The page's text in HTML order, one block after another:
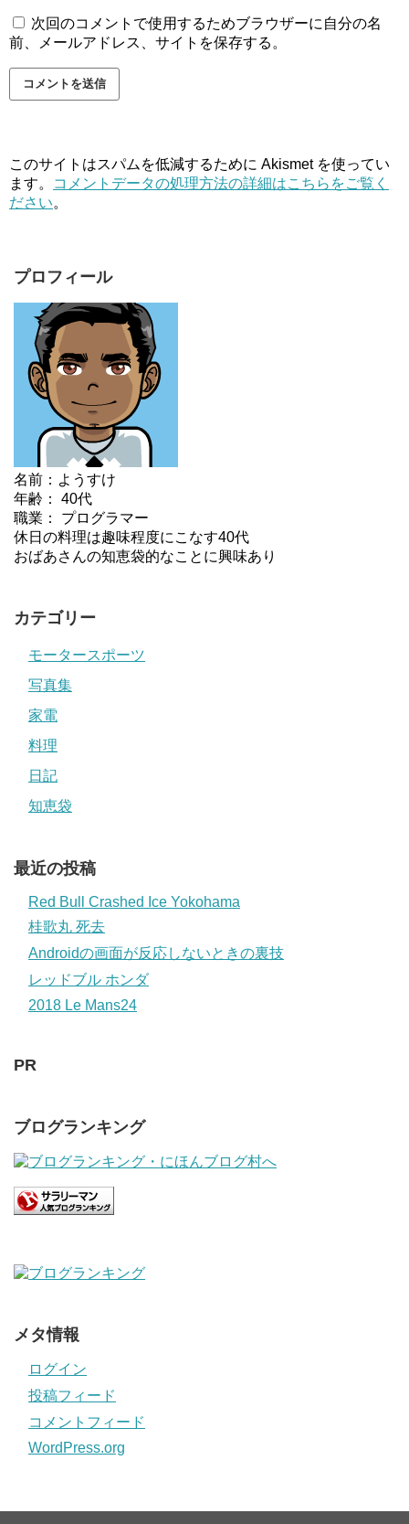
次回のコメントで使用するためブラウザーに自分の名
前、メールアドレス、サイトを保存する。
このサイトはスパムを低減するために Akismet を使ってい
ます。
コメントデータの処理方法の詳細はこちらをご覧く
ださい。
プロフィール
名前：ようすけ
年齢： 40代
職業： プログラマー
休日の料理は趣味程度にこなす40代
おばあさんの知恵袋的なことに興味あり
カテゴリー
モータースポーツ
写真集
家電
料理
日記
知恵袋
最近の投稿
Red Bull Crashed Ice Yokohama
桂歌丸 死去
Androidの画面が反応しないときの裏技
レッドブル ホンダ
2018 Le Mans24
PR
ブログランキング
メタ情報
ログイン
投稿フィード
コメントフィード
WordPress.org